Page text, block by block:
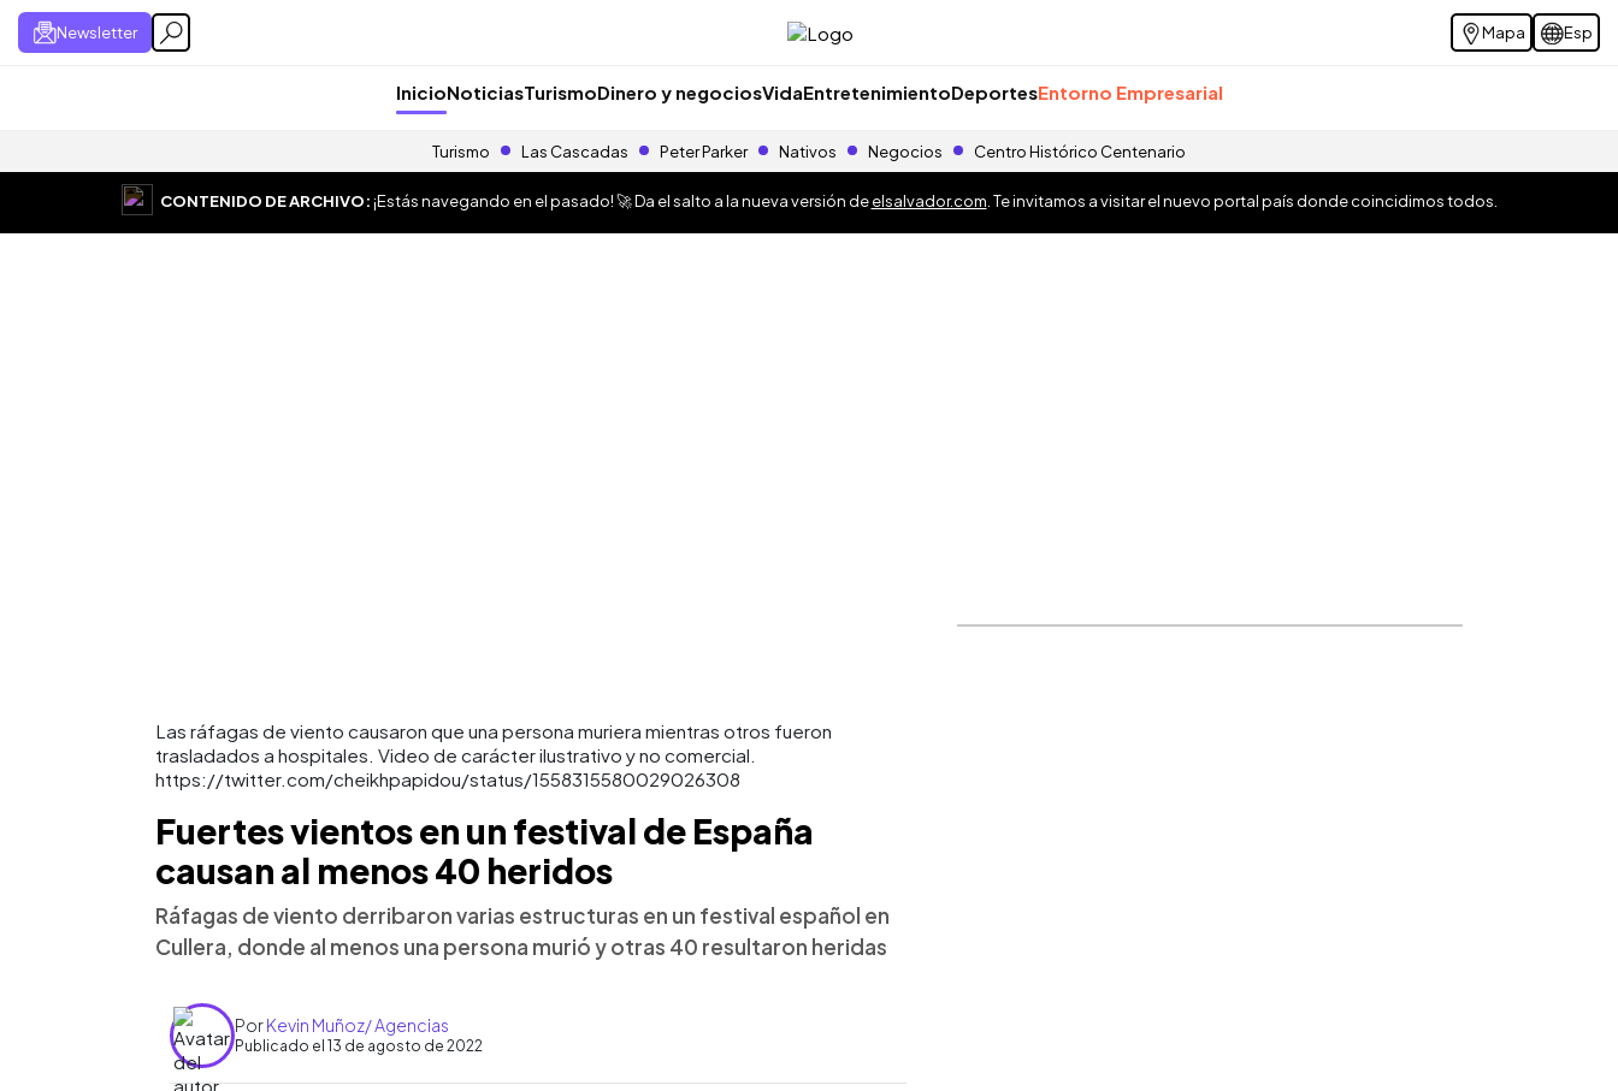
Newsletter Mapa Esp
InicioNoticiasTurismoDinero y negociosVidaEntretenimientoDeportesEntorno Empresarial
Turismo Las Cascadas Peter Parker Nativos Negocios Centro Histórico Centenario
CONTENIDO DE ARCHIVO:¡Estás navegando en el pasado! 🚀 Da el salto a la nueva versión deelsalvador.com . Te invitamos a visitar el nuevo portal país donde coincidimos todos.
Las ráfagas de viento causaron que una persona muriera mientras otros fueron
trasladados a hospitales. Video de carácter ilustrativo y no comercial.
https://twitter.com/cheikhpapidou/status/1558315580029026308
Fuertes vientos en un festival de España
causan al menos 40 heridos
Ráfagas de viento derribaron varias estructuras en un festival español en
Cullera, donde al menos una persona murió y otras 40 resultaron heridas
PorKevin Muñoz/ Agencias
Publicado el 13 de agosto de 2022